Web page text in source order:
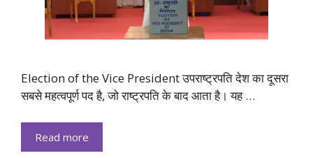
Election of the Vice President उपराष्ट्रपति देश का दूसरा
सबसे महत्वपूर्ण पद है, जो राष्ट्रपति के बाद आता है। यह …
Read more